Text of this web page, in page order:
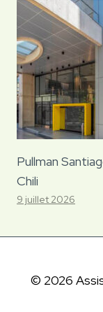
Pullman
Chili
9 juillet 2026
© 2026